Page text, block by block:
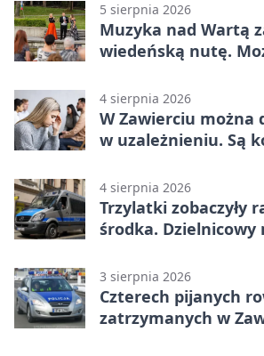
5 sierpnia 2026
Muzyka nad Wartą
wiedeńską nutę.
4 sierpnia 2026
W Zawierciu można
w uzależnieniu. Są
4 sierpnia 2026
Trzylatki zobaczyły
środka. Dzielnicowy
3 sierpnia 2026
Czterech pijanych
zatrzymanych w